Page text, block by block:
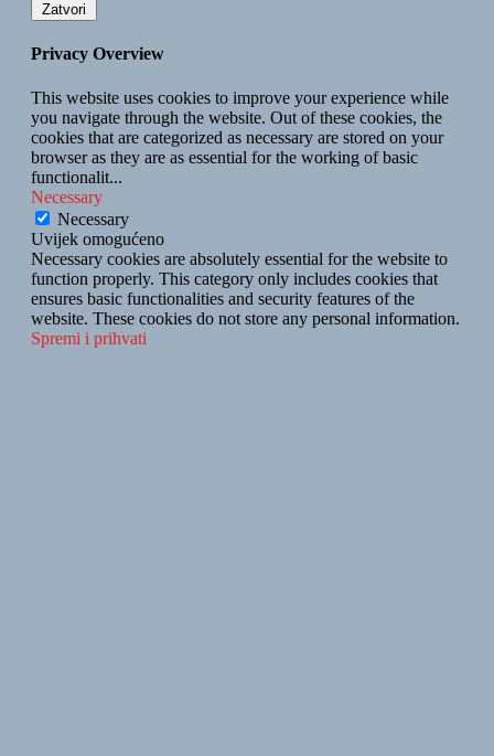
Zatvori
Privacy Overview
This website uses cookies to improve your experience while
you navigate through the website. Out of these cookies, the
cookies that are categorized as necessary are stored on your
browser as they are as essential for the working of basic
functionalit...
Necessary
Necessary
Uvijek omogućeno
Necessary cookies are absolutely essential for the website to
function properly. This category only includes cookies that
ensures basic functionalities and security features of the
website. These cookies do not store any personal information.
Spremi i prihvati